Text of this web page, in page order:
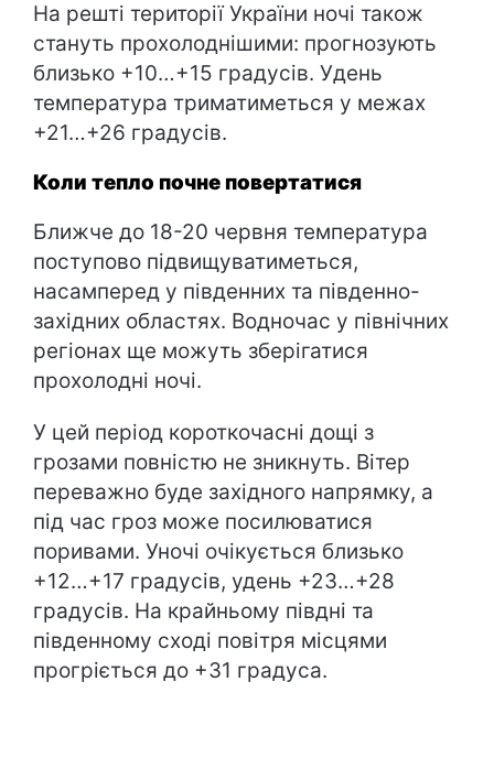
На решті території України ночі також
стануть прохолоднішими: прогнозують
близько +10…+15 градусів. Удень
температура триматиметься у межах
+21…+26 градусів.
Коли тепло почне повертатися
Ближче до 18-20 червня температура
поступово підвищуватиметься,
насамперед у південних та південно-
західних областях. Водночас у північних
регіонах ще можуть зберігатися
прохолодні ночі.
У цей період короткочасні дощі з
грозами повністю не зникнуть. Вітер
переважно буде західного напрямку, а
під час гроз може посилюватися
поривами. Уночі очікується близько
+12…+17 градусів, удень +23…+28
градусів. На крайньому півдні та
південному сході повітря місцями
прогріється до +31 градуса.